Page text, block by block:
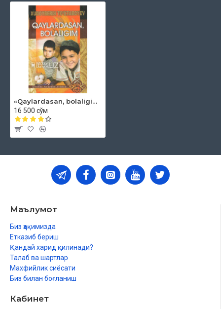
«Qaylardasan, bolaligim»
16 500 сўм
Маълумот
Биз ҳақимизда
Етказиб бериш
Қандай харид қилинади?
Талаб ва шартлар
Махфийлик сиёсати
Биз билан боғланиш
Кабинет